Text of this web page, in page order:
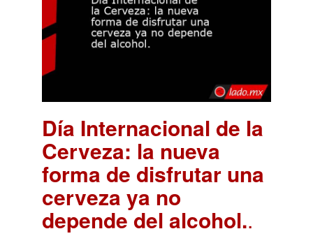
Día Internacional de la
Cerveza: la nueva
forma de disfrutar una
cerveza ya no
depende del alcohol..